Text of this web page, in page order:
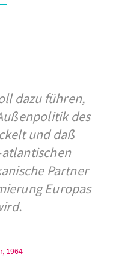
dazu führen,
des
und daß
Partner
Europas
1964